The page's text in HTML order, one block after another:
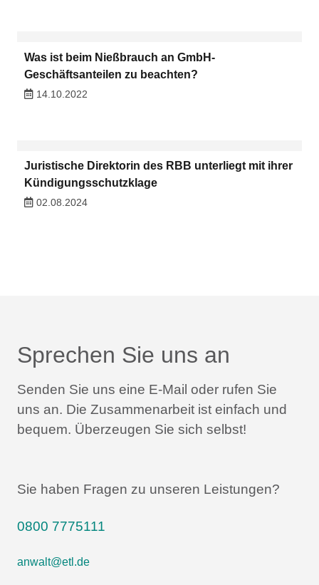
Was ist beim Nießbrauch an GmbH-
Geschäftsanteilen zu beachten?
14.10.2022
Juristische Direktorin des RBB unterliegt mit ihrer
Kündigungsschutzklage
02.08.2024
Sprechen Sie uns an
Senden Sie uns eine E-Mail oder rufen Sie
uns an. Die Zusammenarbeit ist einfach und
bequem. Überzeugen Sie sich selbst!
Sie haben Fragen zu unseren Leistungen?
0800 7775111
anwalt@etl.de